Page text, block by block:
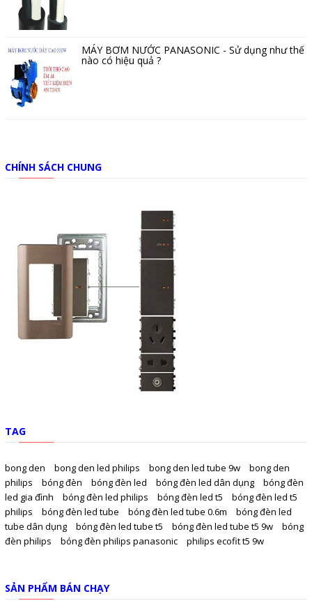
MÁY BƠM NƯỚC PANASONIC - Sử dụng như thế
nào có hiệu quả ?
CHÍNH SÁCH CHUNG
TAG
bong den bong den led philips bong den led tube 9w
bong den
philips
bóng đèn bóng đèn led bóng đèn led dân dụng
bóng đèn
led gia đình
bóng đèn led philips bóng đèn led t5
bóng đèn led t5
philips
bóng đèn led tube bóng đèn led tube 0.6m
bóng đèn led
tube dân dụng
bóng đèn led tube t5 bóng đèn led tube t5 9w
bóng
đèn philips
bóng đèn philips panasonic philips ecofit t5 9w
SẢN PHẨM BÁN CHẠY